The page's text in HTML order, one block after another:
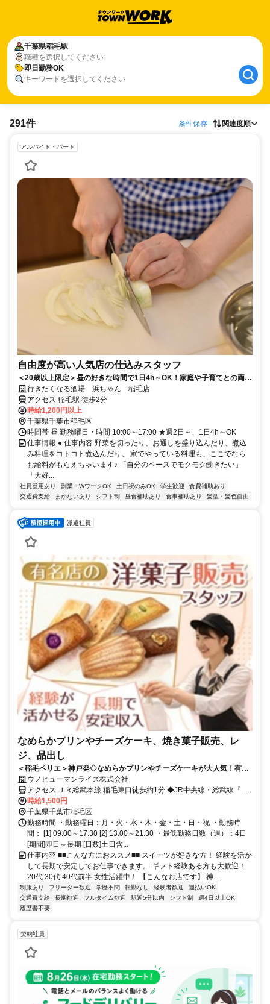
千葉県稲毛駅
職種を選択してください
即日勤務OK
キーワードを選択してください
291件 条件保存 関連度順
アルバイト・パート
自由度が高い人気店の仕込みスタッフ
＜20歳以上限定＞昼の好きな時間で1日4h～OK！家庭や子育てとの両立
◎20代～30代活躍
行きたくなる酒場 浜ちゃん 稲毛店
アクセス 稲毛駅 徒歩2分
時給1,200円以上
千葉県千葉市稲毛区
時間帯 昼 勤務曜日・時間 10:00～17:00 ★週2日～、1日4h～OK
仕事情報 ● 仕事内容 野菜を切ったり、お通しを盛り込んだり、煮込
み料理をコトコト煮込んだり。 家でやっている料理も、ここでなら
お給料がもらえちゃいます♪ 「自分のペースでモクモク働きたい」
「大好...
社員登用あり 副業・WワークOK 土日祝のみOK 学生歓迎
食費補助あり
交通費支給
まかないあり シフト制 昼食補助あり 食事補助あり 髪型・髪色自由
派遣社員
なめらかプリンやチーズケーキ、焼き菓子販売、レ
ジ、品出し
＜稲毛ペリエ＞神戸発◇なめらかプリンやチーズケーキが大人気！有名
店で洋菓子販売◇1500円◇実働時間内に着替え時間あり
ウノヒューマンライズ株式会社
アクセス ＪＲ総武本線 稲毛東口徒歩約1分 ◆JR中央線・総武線『稲
毛駅』徒歩3分
時給1,500円
千葉県千葉市稲毛区
勤務時間 ・勤務曜日：月・火・水・木・金・土・日・祝 ・勤務時
間： [1] 09:00～17:30 [2] 13:00～21:30 ・最低勤務日数（週）：4日
[期間]即日～長期 [日数]土日含...
仕事内容 ■■こんな方におススメ■■ スイーツが好きな方！ 経験を活か
して長期で安定してお仕事できます。 ギフト経験ある方も大歓迎！
20代.30代.40代前半 女性活躍中！ 【こんなお店です】 神...
制服あり フリーター歓迎 学歴不問 転勤なし 経験者歓迎
週払いOK
交通費支給
長期歓迎 フルタイム歓迎 駅近5分以内 シフト制
週4日以上OK
履歴書不要
契約社員